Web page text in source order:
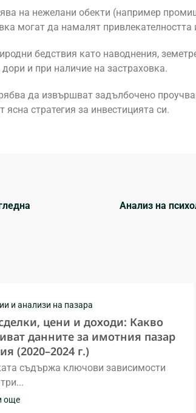
на нежелани обекти (например
могат да намалят привлекателността
бедствия като наводнения,
и при наличие на застраховка.
да извършват задълбочено
стратегия за инвестицията си.
Анализ на
и анализи на пазара
цени и доходи: Какво
данните за имотния пазар
(2020–2024 г.)
съдържа ключови зависимости
още